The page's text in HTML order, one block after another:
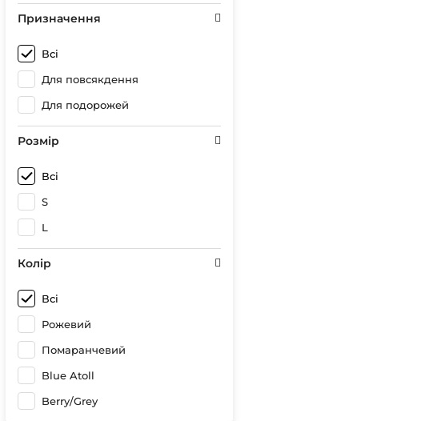
Призначення
Всі
Для повсякдення
Для подорожей
Розмір
Всі
S
L
Колір
Всі
Рожевий
Помаранчевий
Blue Atoll
Berry/Grey